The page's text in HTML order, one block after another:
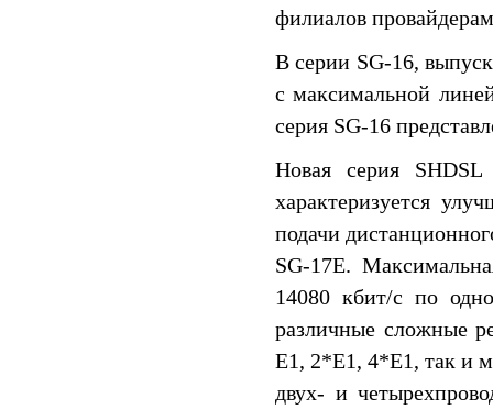
филиалов
В серии SG-16,
с максимальной
серия SG-16
Новая серия
характеризуется
подачи
SG-17E.
14080 кбит/c по
различные сложные
E1, 2*E1, 4*E1, так и
двух- и